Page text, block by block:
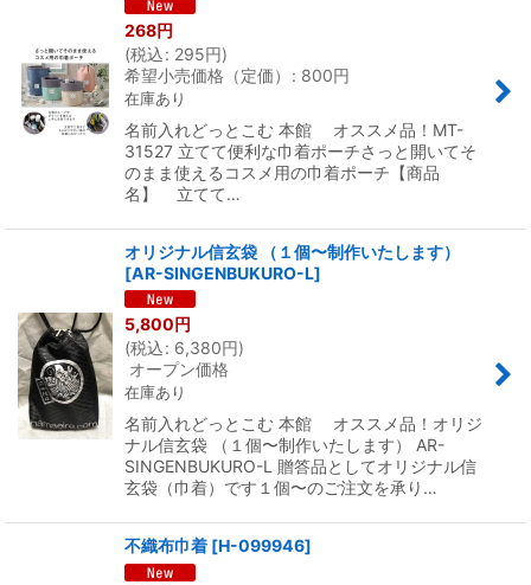
268円
(税込: 295円)
希望小売価格（定価）
: 800円
在庫あり
名前入れどっとこむ 本館 オススメ品！MT-
31527 立てて便利な巾着ポーチさっと開いてそ
のまま使えるコスメ用の巾着ポーチ【商品
名】 立てて…
オリジナル信玄袋 （１個〜制作いたします）
[AR-SINGENBUKURO-L]
5,800円
(税込: 6,380円)
オープン価格
在庫あり
名前入れどっとこむ 本館 オススメ品！オリジ
ナル信玄袋 （１個〜制作いたします） AR-
SINGENBUKURO-L 贈答品としてオリジナル信
玄袋（巾着）です１個〜のご注文を承り…
不織布巾着 [H-099946]